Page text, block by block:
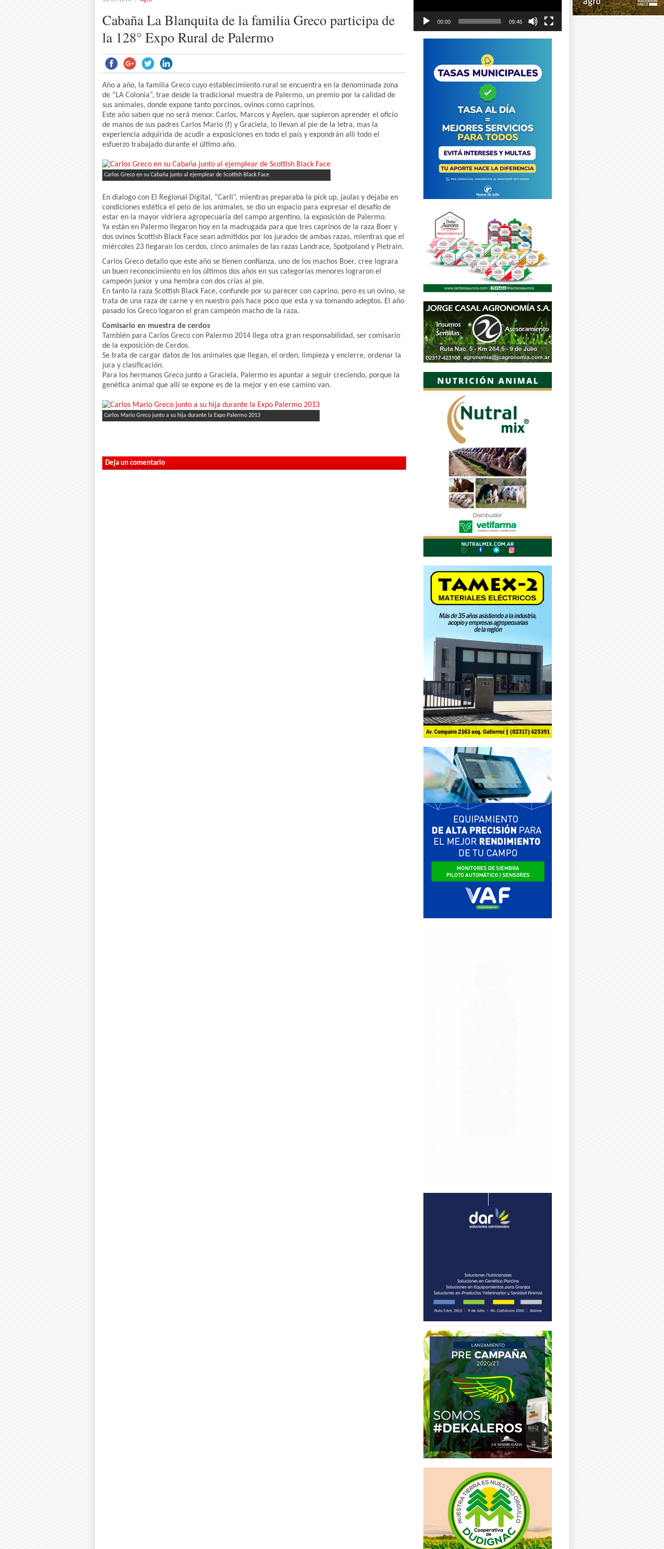
Cabaña La Blanquita de la familia Greco participa de
la 128° Expo Rural de Palermo
Año a año, la familia Greco cuyo establecimiento rural se encuentra en la denominada zona
de “LA Colonia”, trae desde la tradicional muestra de Palermo, un premio por la calidad de
sus animales, donde expone tanto porcinos, ovinos como caprinos.
Este año saben que no será menor. Carlos, Marcos y Ayelen, que supieron aprender el oficio
de manos de sus padres Carlos Mario (f) y Graciela, lo llevan al pie de la letra, mas la
experiencia adquirida de acudir a exposiciones en todo el país y expondrán allí todo el
esfuerzo trabajado durante el último año.
Carlos Greco en su Cabaña junto al ejemplear de Scottish Black Face
En dialogo con El Regional Digital, “Carli”, mientras preparaba la pick up, jaulas y dejaba en
condiciones estética el pelo de los animales, se dio un espacio para expresar el desafío de
estar en la mayor vidriera agropecuaria del campo argentino, la exposición de Palermo.
Ya están en Palermo llegaron hoy en la madrugada para que tres caprinos de la raza Boer y
dos ovinos Scottish Black Face sean admitidos por los jurados de ambas razas, mientras que el
miércoles 23 llegaran los cerdos, cinco animales de las razas Landrace, Spotpoland y Pietrain.
Carlos Greco detallo que este año se tienen confianza, uno de los machos Boer, cree lograra
un buen reconocimiento en los últimos dos años en sus categorías menores lograron el
campeón junior y una hembra con dos crías al pie.
En tanto la raza Scottish Black Face, confunde por su parecer con caprino, pero es un ovino, se
trata de una raza de carne y en nuestro país hace poco que esta y va tomando adeptos. El año
pasado los Greco logaron el gran campeón macho de la raza.
Comisario en muestra de cerdos
También para Carlos Greco con Palermo 2014 llega otra gran responsabilidad, ser comisario
de la exposición de Cerdos.
Se trata de cargar datos de los animales que llegan, el orden, limpieza y encierre, ordenar la
jura y clasificación.
Para los hermanos Greco junto a Graciela, Palermo es apuntar a seguir creciendo, porque la
genética animal que allí se expone es de la mejor y en ese camino van.
Carlos Mario Greco junto a su hija durante la Expo Palermo 2013
Deja un comentario
00:00 09:46